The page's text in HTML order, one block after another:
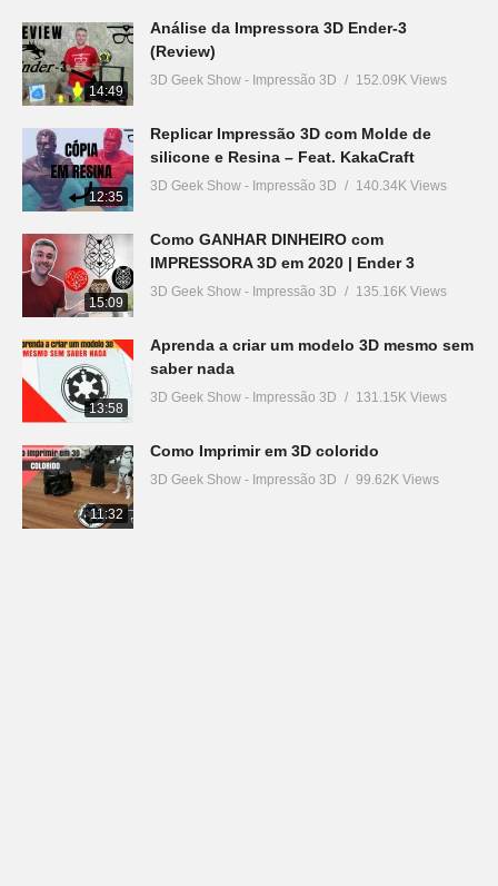
14:49
Análise da Impressora 3D Ender-3
(Review)
3D Geek Show - Impressão 3D 152.09K Views
12:35
Replicar Impressão 3D com Molde de
silicone e Resina – Feat. KakaCraft
3D Geek Show - Impressão 3D 140.34K Views
15:09
Como GANHAR DINHEIRO com
IMPRESSORA 3D em 2020 | Ender 3
3D Geek Show - Impressão 3D 135.16K Views
13:58
Aprenda a criar um modelo 3D mesmo sem
saber nada
3D Geek Show - Impressão 3D 131.15K Views
11:32
Como Imprimir em 3D colorido
3D Geek Show - Impressão 3D 99.62K Views